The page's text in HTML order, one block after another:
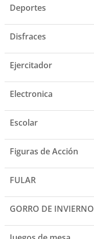
Deportes
Disfraces
Ejercitador
Electronica
Escolar
Figuras de Acción
FULAR
GORRO DE INVIERNO